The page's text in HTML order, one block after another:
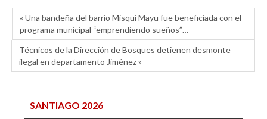
« Una bandeña del barrio Misqui Mayu fue beneficiada con el
programa municipal “emprendiendo sueños”…
Técnicos de la Dirección de Bosques detienen desmonte
ilegal en departamento Jiménez »
SANTIAGO 2026